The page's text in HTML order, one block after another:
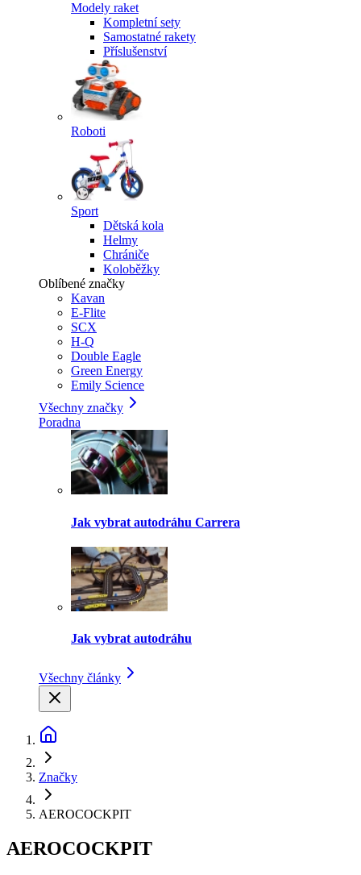
Modely raket
Kompletní sety
Samostatné rakety
Příslušenství
Roboti
Sport
Dětská kola
Helmy
Chrániče
Koloběžky
Oblíbené značky
Kavan
E-Flite
SCX
H-Q
Double Eagle
Green Energy
Emily Science
Všechny značky
Poradna
Jak vybrat autodráhu Carrera
Jak vybrat autodráhu
Všechny články
Značky
AEROCOCKPIT
AEROCOCKPIT